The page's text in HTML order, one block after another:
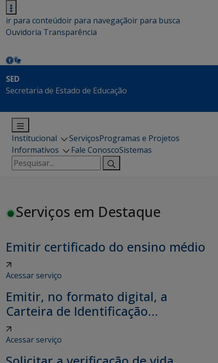
ir para conteúdoir para navegaçãoir para busca
Ouvidoria Transparência
SED
Secretaria de Estado de Educação
Institucional ServiçosProgramas e Projetos
Informativos
Fale ConoscoSistemas
Pesquisar
por:
Serviços em Destaque
Emitir certificado do ensino médio
Acessar serviço
Emitir, no formato digital, a
Carteira de Identificação...
Acessar serviço